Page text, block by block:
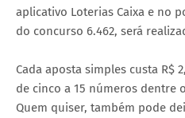
aplicativo Loterias Caixa e no
do concurso 6.462, será
Cada aposta simples custa R$
de cinco a 15 números dentre
Quem quiser, também pode